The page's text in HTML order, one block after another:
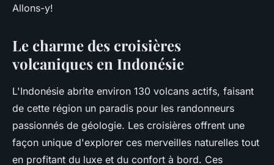
Allons-y!
Le charme des croisières
volcaniques en Indonésie
L'Indonésie abrite environ 130 volcans actifs, faisant
de cette région un paradis pour les randonneurs
passionnés de géologie. Les croisières offrent une
façon unique d'explorer ces merveilles naturelles tout
en profitant du luxe et du confort à bord. Ces